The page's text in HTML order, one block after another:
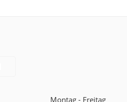
Montag - Freitag